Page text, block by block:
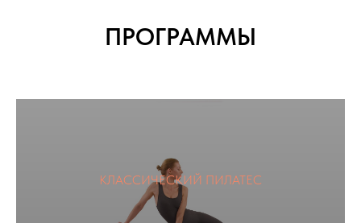
ПРОГРАММЫ
КЛАССИЧЕСКИЙ ПИЛАТЕС